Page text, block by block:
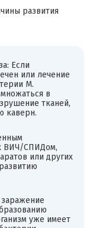
развития
Если
или лечение
М.
в
тканей,
каверн.
ВИЧ/СПИДом,
или других
уже имеет